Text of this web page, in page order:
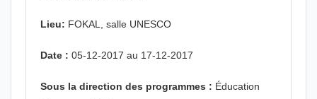
Lieu: FOKAL, salle UNESCO
Date : 05-12-2017 au 17-12-2017
Sous la direction des programmes : Éducation